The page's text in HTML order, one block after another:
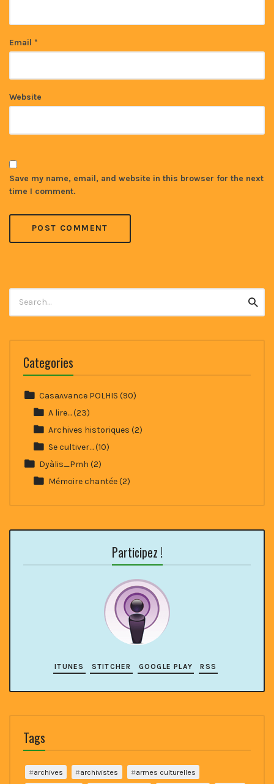
Email *
Website
Save my name, email, and website in this browser for the next
time I comment.
for:
Categories
Casaʌvance POLHIS (90)
A lire…(23)
Archives historiques (2)
Se cultiver…(10)
Dyàlis_Pmh (2)
Mémoire chantée(2)
Participez !
ITUNES STITCHER GOOGLE PLAY RSS
Tags
archives archivistes
armes culturelles